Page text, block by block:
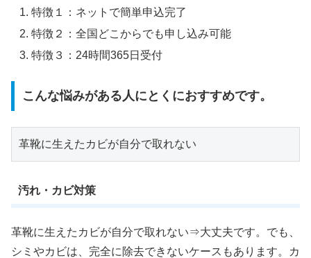
特徴１：ネットで簡単申込完了
特徴２：全国どこからでも申し込み可能
特徴３：24時間365日受付
こんな悩みがある人にとくにおすすめです。
革靴に生えたカビが自分で取れない
汚れ・カビ対策
革靴に生えたカビが自分で取れない⇒大丈夫です。でも、
シミやカビは、完全に除去できないケースもあります。カ